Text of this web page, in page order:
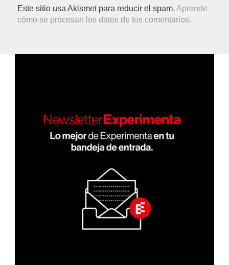
Este sitio usa Akismet para reducir el spam.Aprende
cómo se procesan los datos de tus comentarios.